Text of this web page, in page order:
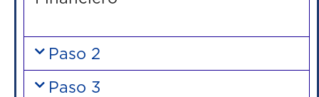
Paso 2
Paso 3